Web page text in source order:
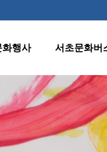
화행사
행사
사
천 벚꽃 등
제
식판타지
서초문화버
종합노선표
1호차(반포·
잠원동)
2호차(서초·